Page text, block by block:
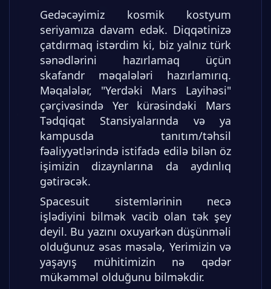
Gedəcəyimiz kosmik kostyum
seriyamıza davam edək. Diqqətinizə
çatdırmaq istərdim ki, biz yalnız türk
sənədlərini hazırlamaq üçün
skafandr məqalələri hazırlamırıq.
Məqalələr, "Yerdəki Mars Layihəsi"
çərçivəsində Yer kürəsindəki Mars
Tədqiqat Stansiyalarında və ya
kampusda tanıtım/təhsil
fəaliyyətlərində istifadə edilə bilən öz
işimizin dizaynlarına da aydınlıq
gətirəcək.
Spacesuit sistemlərinin necə
işlədiyini bilmək vacib olan tək şey
deyil. Bu yazını oxuyarkən düşünməli
olduğunuz əsas məsələ, Yerimizin və
yaşayış mühitimizin nə qədər
mükəmməl olduğunu bilməkdir.